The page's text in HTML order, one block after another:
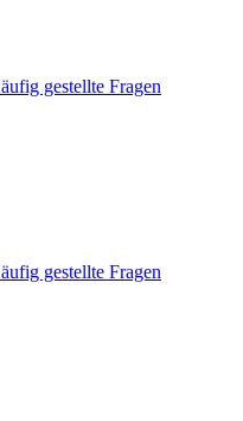
gestellte Fragen
gestellte Fragen